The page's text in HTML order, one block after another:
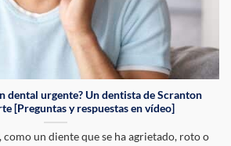
dental urgente? Un dentista de Scranton
[Preguntas y respuestas en vídeo]
como un diente que se ha agrietado, roto o